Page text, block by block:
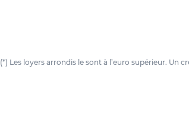
(*) Les loyers arrondis le sont à l’euro supérieur.